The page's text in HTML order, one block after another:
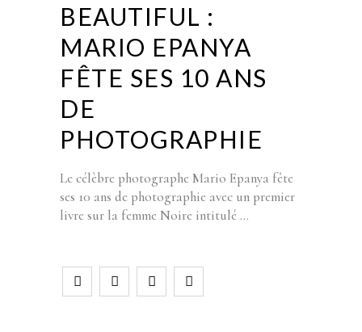
BEAUTIFUL :
MARIO EPANYA
FÊTE SES 10 ANS
DE
PHOTOGRAPHIE
Le célèbre photographe Mario Epanya fête
ses 10 ans de photographie avec un premier
livre sur la femme Noire intitulé